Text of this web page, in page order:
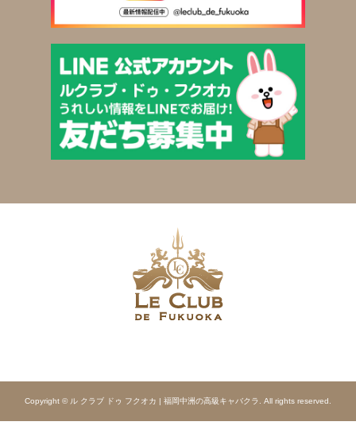
Copyright © ル クラブ ドゥ フクオカ | 福岡中洲の高級キャバクラ. All rights reserved.